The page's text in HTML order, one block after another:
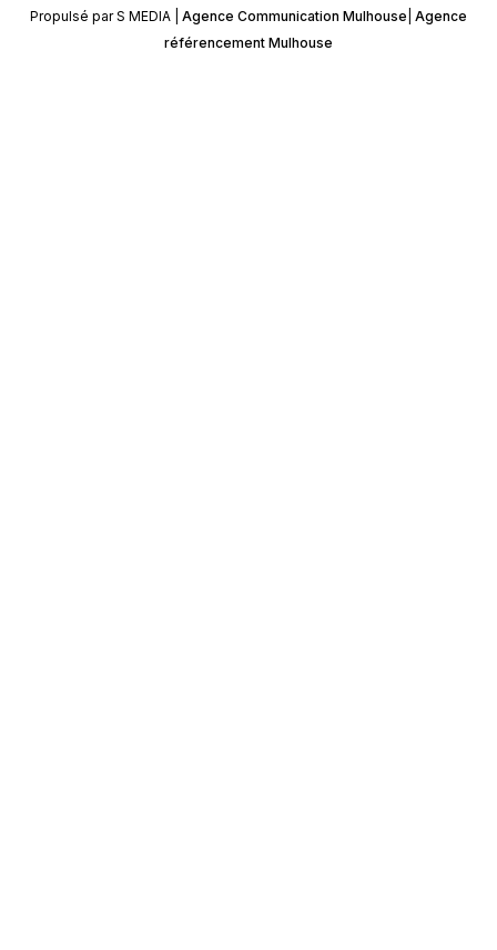
Propulsé par S MEDIA | Agence Communication Mulhouse Agence
référencement Mulhouse